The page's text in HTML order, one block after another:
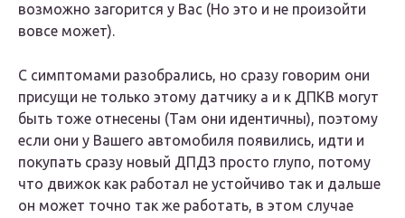
возможно загорится у Вас (Но это и не произойти
вовсе может).
С симптомами разобрались, но сразу говорим они
присущи не только этому датчику а и к ДПКВ могут
быть тоже отнесены (Там они идентичны), поэтому
если они у Вашего автомобиля появились, идти и
покупать сразу новый ДПДЗ просто глупо, потому
что движок как работал не устойчиво так и дальше
он может точно так же работать, в этом случае